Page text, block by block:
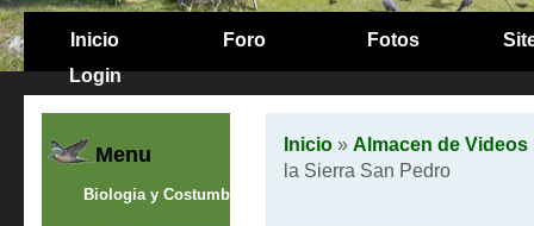
Inicio Foro Fotos
Login
Menu
Biologia y Costumbres
Inicio» Almacen de Videos
la Sierra San Pedro